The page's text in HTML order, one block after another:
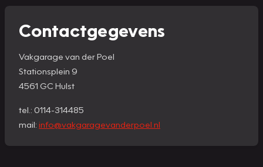
Contactgegevens
Vakgarage van der Poel
Stationsplein 9
4561 GC Hulst
tel.: 0114-314485
mail: info@vakgaragevanderpoel.nl